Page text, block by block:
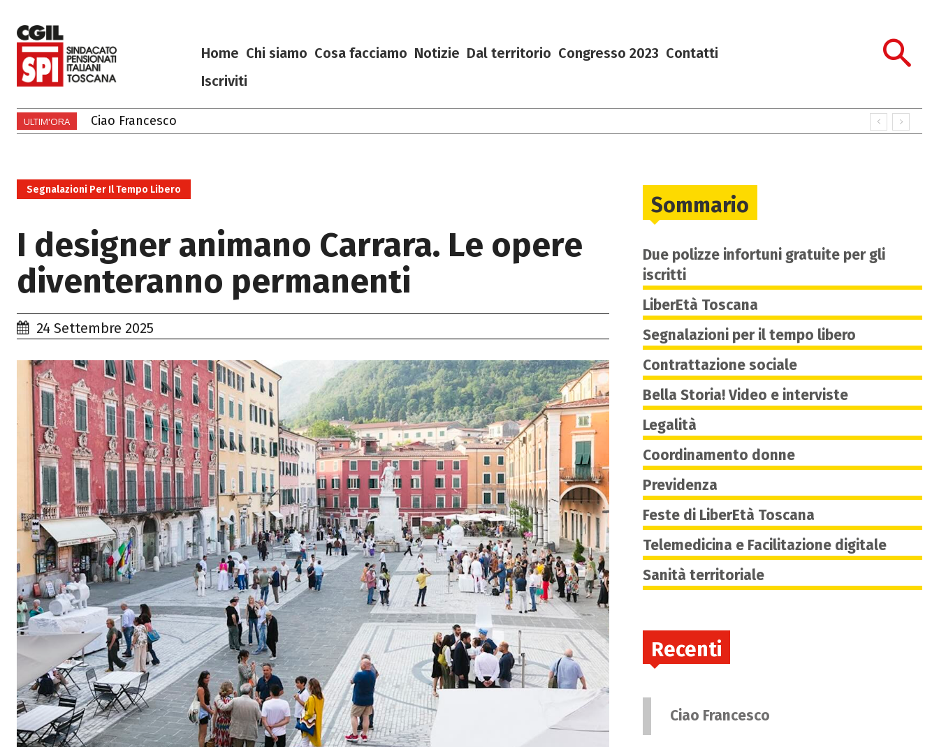
Home Chi siamo Cosa facciamo Notizie Dal territorio Congresso 2023 Contatti
Iscriviti
ULTIM'ORA Ciao Francesco
Ciao Francesco
Segnalazioni Per Il Tempo Libero
I designer animano Carrara. Le opere
diventeranno permanenti
24 Settembre 2025
Sommario
Due polizze infortuni gratuite per gli
iscritti
LiberEtà Toscana
Segnalazioni per il tempo libero
Contrattazione sociale
Bella Storia! Video e interviste
Legalità
Coordinamento donne
Previdenza
Feste di LiberEtà Toscana
Telemedicina e Facilitazione digitale
Sanità territoriale
Recenti
Ciao Francesco